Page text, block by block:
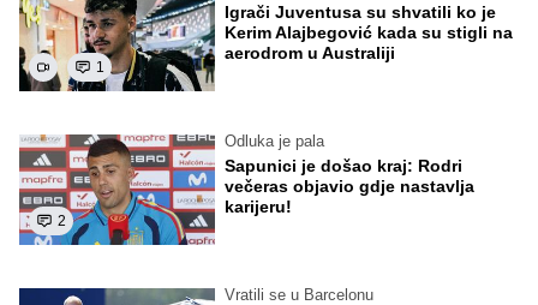
1
Igrači Juventusa su shvatili ko je
Kerim Alajbegović kada su stigli na
aerodrom u Australiji
2
Odluka je pala
Sapunici je došao kraj: Rodri
večeras objavio gdje nastavlja
karijeru!
Vratili se u Barcelonu